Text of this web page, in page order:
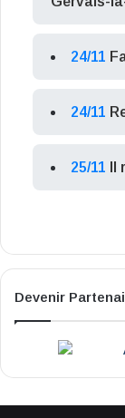
24/11
24/11
25/11
Devenir